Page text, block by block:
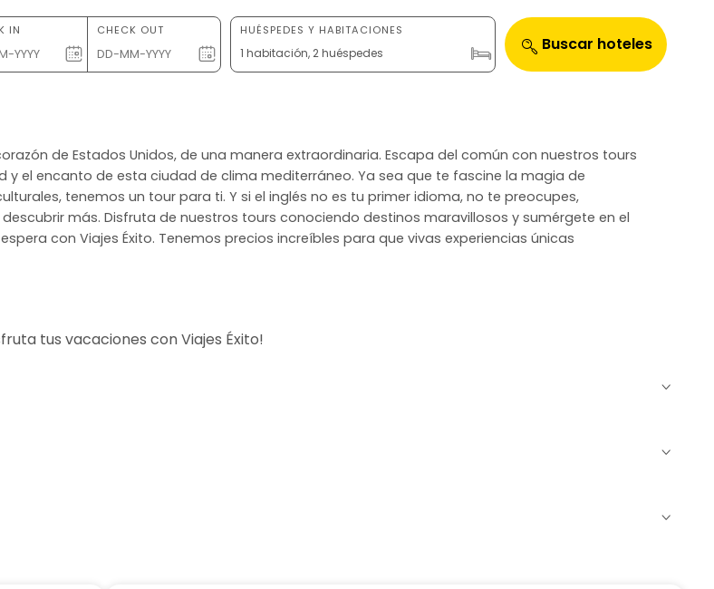
IN CHECK OUT HUÉSPEDES Y HABITACIONES
1 habitación, 2 huéspedes Buscar hoteles
de Estados Unidos, de una manera extraordinaria. Escapa del común con nuestros tours
el encanto de esta ciudad de clima mediterráneo. Ya sea que te fascine la magia de
tenemos un tour para ti. Y si el inglés no es tu primer idioma, no te preocupes,
más. Disfruta de nuestros tours conociendo destinos maravillosos y sumérgete en el
con Viajes Éxito. Tenemos precios increíbles para que vivas experiencias únicas
tus vacaciones con Viajes Éxito!